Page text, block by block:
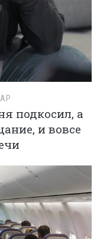
подкосил, а
и вовсе